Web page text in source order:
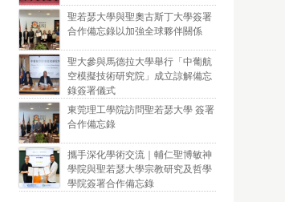
聖若瑟大學與聖奧古斯丁大學簽署
合作備忘錄以加強全球夥伴關係
聖大參與馬德拉大學舉行「中葡航
空模擬技術研究院」成立諒解備忘
錄簽署儀式
東莞理工學院訪問聖若瑟大學 簽署
合作備忘錄
攜手深化學術交流｜輔仁聖博敏神
學院與聖若瑟大學宗教研究及哲學
學院簽署合作備忘錄